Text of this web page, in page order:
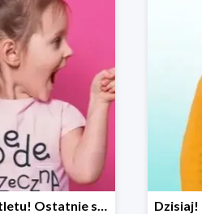
Czyszczenie outletu! Ostatnie sztuki do -80%